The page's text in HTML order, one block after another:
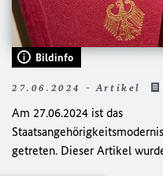
Bildinfo
27.06.2024 - Artikel
Am 27.06.2024 ist das
getreten. Dieser Artikel